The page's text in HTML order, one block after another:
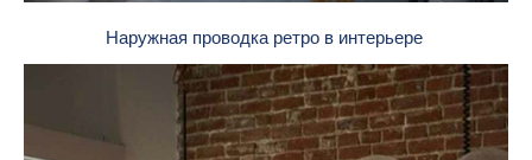
Наружная проводка ретро в интерьере